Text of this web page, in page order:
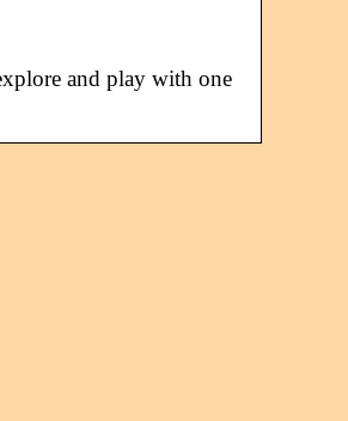
and play with one